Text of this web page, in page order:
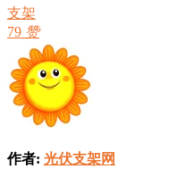
支架
79 赞
作者: 光伏支架网